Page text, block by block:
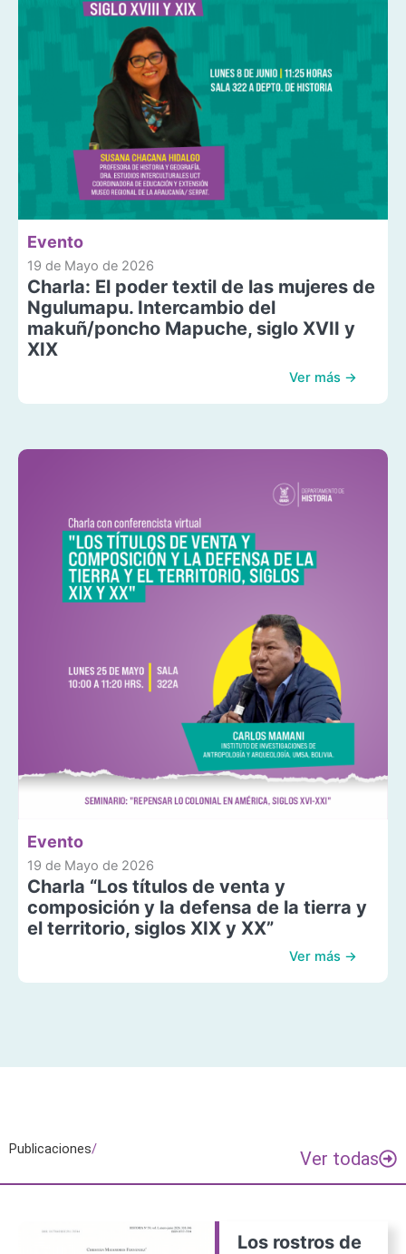
Evento
19 de Mayo de 2026
Charla: El poder textil de las mujeres de
Ngulumapu. Intercambio del
makuñ/poncho Mapuche, siglo XVII y
XIX
Ver más →
Evento
19 de Mayo de 2026
Charla “Los títulos de venta y
composición y la defensa de la tierra y
el territorio, siglos XIX y XX”
Ver más →
Publicaciones/ Ver todas
Los rostros de